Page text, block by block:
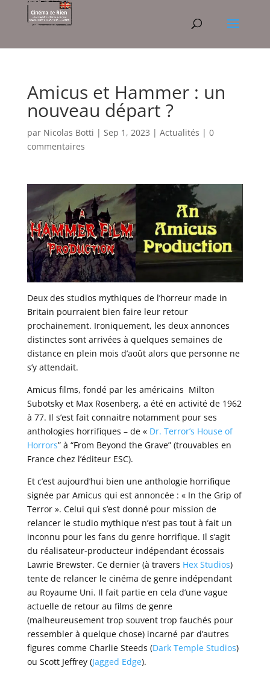
Amicus et Hammer : un
nouveau départ ?
par Nicolas Botti | Sep 1, 2023 | Actualités | 0
commentaires
Deux des studios mythiques de l’horreur made in
Britain pourraient bien faire leur retour
prochainement. Ironiquement, les deux annonces
distinctes sont arrivées à quelques semaines de
distance en plein mois d’août alors que personne ne
s’y attendait.
Amicus films, fondé par les américains Milton
Subotsky et Max Rosenberg, a été en activité de 1962
à 77. Il s’est fait connaitre notamment pour ses
anthologies horrifiques – de « Dr. Terror’s House of
Horrors” à “From Beyond the Grave” (trouvables en
France chez l’éditeur ESC).
Et c’est aujourd’hui bien une anthologie horrifique
signée par Amicus qui est annoncée : « In the Grip of
Terror ». Celui qui s’est donné pour mission de
relancer le studio mythique n’est pas tout à fait un
inconnu pour les fans du genre horrifique. Il s’agit
du réalisateur-producteur indépendant écossais
Lawrie Brewster. Ce dernier (à travers Hex Studios)
tente de relancer le cinéma de genre indépendant
au Royaume Uni. Il fait partie en cela d’une vague
actuelle de retour au films de genre
(malheureusement trop souvent trop fauchés pour
ressembler à quelque chose) incarné par d’autres
figures comme Charlie Steeds (Dark Temple Studios)
ou Scott Jeffrey (Jagged Edge).